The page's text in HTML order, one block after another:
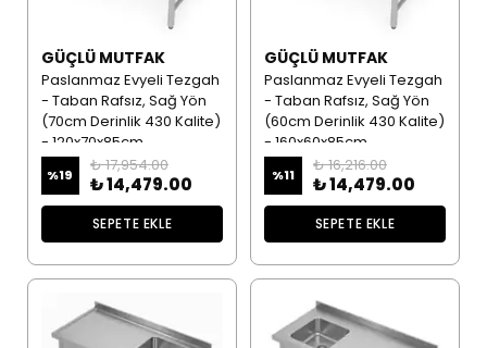
GÜÇLÜ MUTFAK
Paslanmaz Evyeli Tezgah
- Taban Rafsız, Sağ Yön
(70cm Derinlik 430 Kalite)
- 120x70x85cm
%19
₺ 17,954.00
₺ 14,479.00
SEPETE EKLE
GÜÇLÜ MUTFAK
Paslanmaz Evyeli Tezgah
- Taban Rafsız, Sağ Yön
(60cm Derinlik 430 Kalite)
- 160x60x85cm
%11
₺ 16,216.00
₺ 14,479.00
SEPETE EKLE